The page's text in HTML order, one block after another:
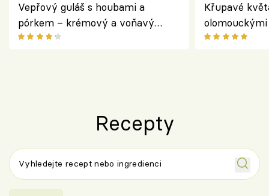
Vepřový guláš s houbami a
pórkem – krémový a voňavý
pokrm z jednoho hrnce
Křupavé
bezlepkový
Recepty